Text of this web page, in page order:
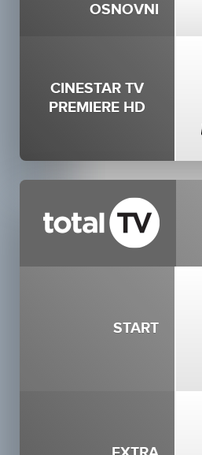
OSNOVNI
CINESTAR TV
PREMIERE HD
START